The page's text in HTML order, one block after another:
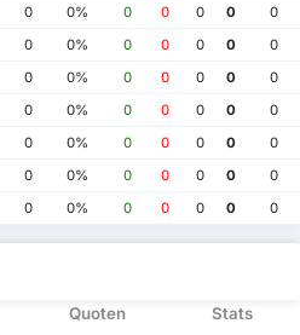
0 0% 0 0 0 0
0
0 0% 0 0 0 0
0
0 0% 0 0 0 0
0
0 0% 0 0 0 0
0
0 0% 0 0 0 0
0
0 0% 0 0 0 0
0
0 0% 0 0 0 0 0
Quoten Stats